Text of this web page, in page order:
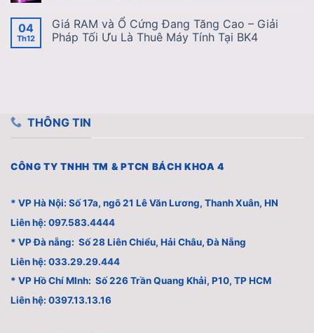
04
Th12
Giá RAM và Ổ Cứng Đang Tăng Cao – Giải
Pháp Tối Ưu Là Thuê Máy Tính Tại BK4
THÔNG TIN
CÔNG TY TNHH TM & PTCN BÁCH KHOA 4
* VP Hà Nội: Số 17a, ngõ 21 Lê Văn Lương, Thanh Xuân, HN
Liên hệ: 097.583.4444
* VP Đà nẵng: Số 28 Liên Chiểu, Hải Châu, Đà Nẵng
Liên hệ: 033.29.29.444
* VP Hồ Chí MInh: Số 226 Trần Quang Khải, P10, TP HCM
Liên hệ: 0397.13.13.16